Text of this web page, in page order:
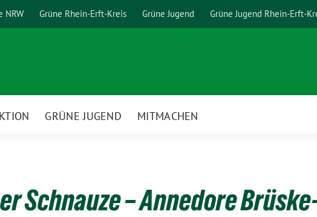
NRW Grüne Rhein-Erft-Kreis Grüne Jugend Grüne Jugend Rhein-Erft-
GRÜNE JUGEND MITMACHEN
Schnauze – Annedore